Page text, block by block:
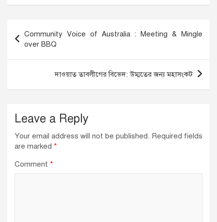
c
b
o
k
k
e
dI
n
at
s
A
p
p
ail
navigation
Community Voice of Australia : Meeting & Mingle
over BBQ
দাওয়াত তাবলীগের বিভেদ: উম্মতের জন্য মহাসংকট
Leave a Reply
Your email address will not be published. Required fields
are marked *
Comment *